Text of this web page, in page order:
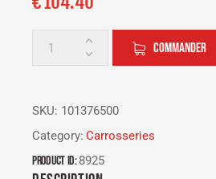
COMMANDER
SKU: 101376500
Category: Carrosseries
Product ID:8925